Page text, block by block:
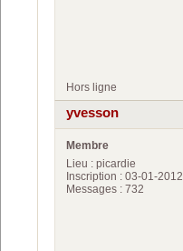
Hors ligne
yvesson
Membre
Lieu : picardie
Inscription : 03-01-2012
Messages : 732